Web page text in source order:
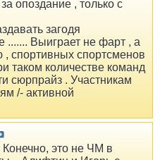
опоздание , только с
загодя
....... Выиграет не фарт , а
спортивных спортсменов
таком количестве команд
сюрпрайз . Участникам
/- активной
Конечно, это не ЧМ в